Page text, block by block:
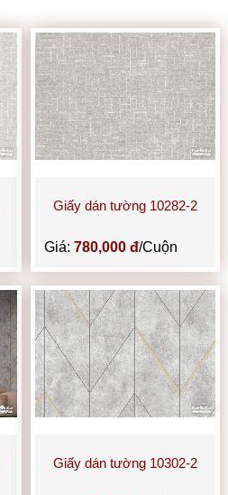
Giấy dán tường 10282-2
Giá: 780,000 đ/Cuộn
Giấy dán tường 10302-2